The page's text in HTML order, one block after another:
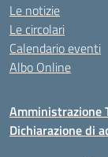
Le notizie
Le circolari
Calendario eventi
Albo Online
Amministrazione
Dichiarazione di